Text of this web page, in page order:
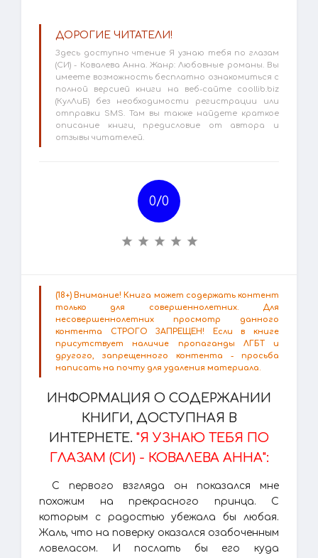
ДОРОГИЕ ЧИТАТЕЛИ!
Здесь доступно чтение Я узнаю тебя по глазам
(СИ) - Ковалева Анна. Жанр: Любовные романы. Вы
имеете возможность бесплатно ознакомиться с
полной версией книги на веб-сайте coollib.biz
(КулЛиБ) без необходимости регистрации или
отправки SMS. Там вы также найдете краткое
описание книги, предисловие от автора и
отзывы читателей.
0/0
(18+) Внимание! Книга может содержать контент
только для совершеннолетних. Для
несовершеннолетних просмотр данного
контента СТРОГО ЗАПРЕЩЕН! Если в книге
присутствует наличие пропаганды ЛГБТ и
другого, запрещенного контента - просьба
написать на почту для удаления материала.
ИНФОРМАЦИЯ О СОДЕРЖАНИИ
КНИГИ, ДОСТУПНАЯ В
ИНТЕРНЕТЕ. "Я УЗНАЮ ТЕБЯ ПО
ГЛАЗАМ (СИ) - КОВАЛЕВА АННА":
С первого взгляда он показался мне
похожим на прекрасного принца. С
которым с радостью убежала бы любая.
Жаль, что на поверку оказался озабоченным
ловеласом. И послать бы его куда